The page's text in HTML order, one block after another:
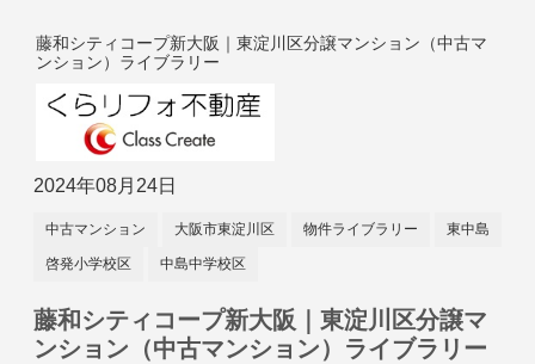
藤和シティコープ新大阪｜東淀川区分譲マンション（中古マ
ンション）ライブラリー
2024年08月24日
中古マンション 大阪市東淀川区 物件ライブラリー 東中島
啓発小学校区 中島中学校区
藤和シティコープ新大阪｜東淀川区分譲マ
ンション（中古マンション）ライブラリー